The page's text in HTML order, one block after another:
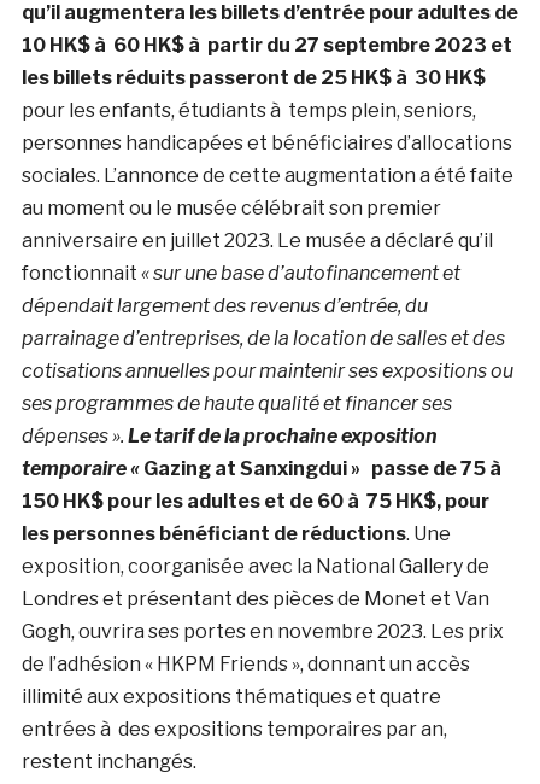
qu’il augmentera les billets d’entrée pour adultes de
10 HK$ à 60 HK$ à partir du 27 septembre 2023 et
les billets réduits passeront de 25 HK$ à 30 HK$
pour les enfants, étudiants à temps plein, seniors,
personnes handicapées et bénéficiaires d’allocations
sociales. L’annonce de cette augmentation a été faite
au moment ou le musée célébrait son premier
anniversaire en juillet 2023. Le musée a déclaré qu’il
fonctionnait «sur une base d’autofinancement et
dépendait largement des revenus d’entrée, du
parrainage d’entreprises, de la location de salles et des
cotisations annuelles pour maintenir ses expositions ou
ses programmes de haute qualité et financer ses
dépenses ». Le tarif de la prochaine exposition
temporaire « Gazing at Sanxingdui » passe de 75 à
150 HK$ pour les adultes et de 60 à 75 HK$, pour
les personnes bénéficiant de réductions. Une
exposition, coorganisée avec la National Gallery de
Londres et présentant des pièces de Monet et Van
Gogh, ouvrira ses portes en novembre 2023. Les prix
de l’adhésion « HKPM Friends », donnant un accès
illimité aux expositions thématiques et quatre
entrées à des expositions temporaires par an,
restent inchangés.